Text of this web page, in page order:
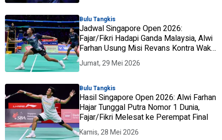
Bulu Tangkis
Jadwal Singapore Open 2026:
Fajar/Fikri Hadapi Ganda Malaysia, Alwi
Farhan Usung Misi Revans Kontra Wakil
Jepang
Jumat, 29 Mei 2026
Bulu Tangkis
Hasil Singapore Open 2026: Alwi Farhan
Hajar Tunggal Putra Nomor 1 Dunia,
Fajar/Fikri Melesat ke Perempat Final
Kamis, 28 Mei 2026